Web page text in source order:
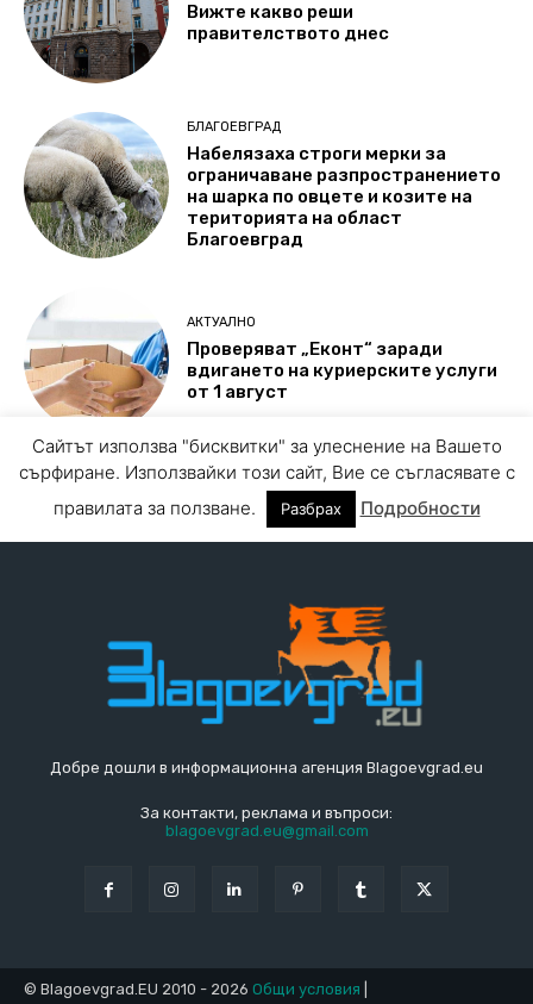
Добре дошли в информационна агенция Blagoevgrad.eu
За контакти, реклама и въпроси:
blagoevgrad.eu@gmail.com
© Blagoevgrad.EU 2010 - 2026 Общи условия